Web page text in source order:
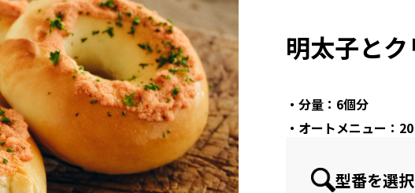
明太子と
・分量：6個分
・オートメニュー：
型番を選択